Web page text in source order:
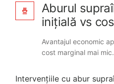
Aburul
inițială vs
Avantajul economic
cost marginal mai mic.
Intervențiile cu abur